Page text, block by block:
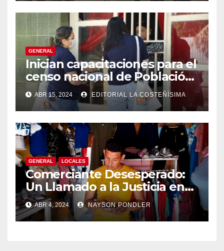
GENERAL
Inician capacitaciones para el
censo nacional de Población
y Vivienda en Bluefields.
ABR 15, 2024 EDITORIAL LA COSTEÑÍSIMA
GENERAL LOCALES
Comerciante Desesperado:
Un Llamado a la Justicia en
Medio de la Ola de Robos en
Bluefields￼
ABR 4, 2024 NAYSON PONDLER